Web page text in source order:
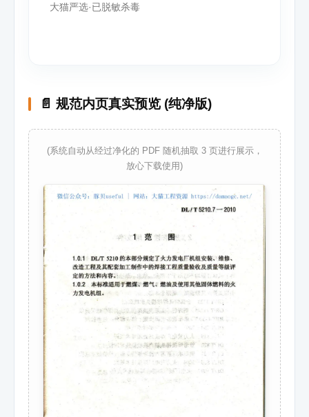
大猫严选·已脱敏杀毒
📄 规范内页真实预览 (纯净版)
(系统自动从经过净化的 PDF 随机抽取 3 页进行展示，
放心下载使用)